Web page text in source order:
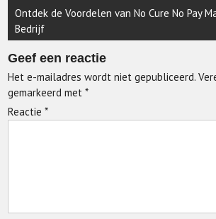
Ontdek de Voordelen van No Cure No Pay
Bedrijf
Geef een reactie
Het e-mailadres wordt niet gepubliceerd.
gemarkeerd met*
Reactie*